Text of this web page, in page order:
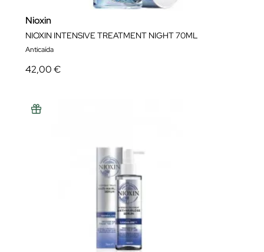
Nioxin
NIOXIN INTENSIVE TREATMENT NIGHT 70ML
Anticaída
42,00 €